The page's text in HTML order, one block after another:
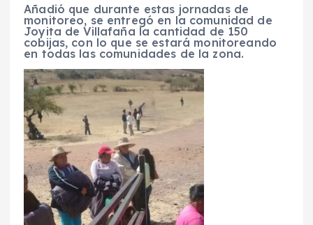
Añadió que durante estas jornadas de
monitoreo, se entregó en la comunidad de
Joyita de Villafaña la cantidad de 150
cobijas, con lo que se estará monitoreando
en todas las comunidades de la zona.